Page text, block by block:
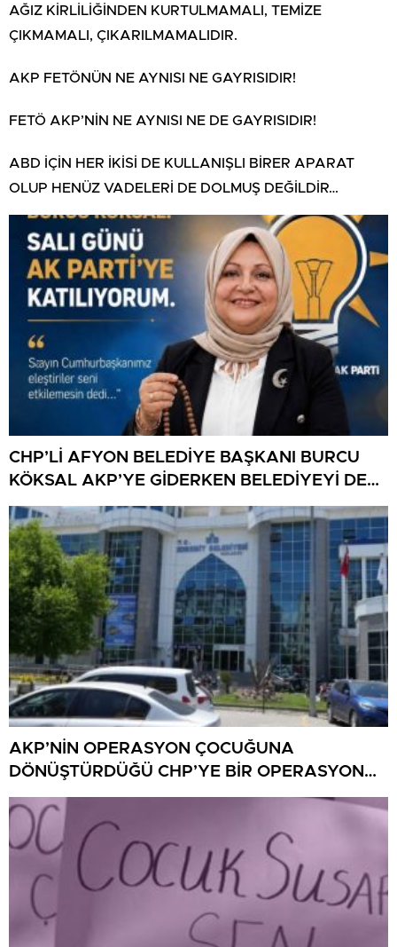
AĞIZ KİRLİLİĞİNDEN KURTULMAMALI, TEMİZE
ÇIKMAMALI, ÇIKARILMAMALIDIR.
AKP FETÖNÜN NE AYNISI NE GAYRISIDIR!
FETÖ AKP’NİN NE AYNISI NE DE GAYRISIDIR!
ABD İÇİN HER İKİSİ DE KULLANIŞLI BİRER APARAT
OLUP HENÜZ VADELERİ DE DOLMUŞ DEĞİLDİR…
CHP’Lİ AFYON BELEDİYE BAŞKANI BURCU
KÖKSAL AKP’YE GİDERKEN BELEDİYEYİ DE
GÖTÜRÜYOR!
AKP’NİN OPERASYON ÇOCUĞUNA
DÖNÜŞTÜRDÜĞÜ CHP’YE BİR OPERASYON
DAHA!